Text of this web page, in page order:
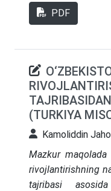
Mazkur
o‘quv fan
aniqlangan.
mantiqiy
bo‘lajak
salohiyatini
berilgan.
tavsiyalar
PDF
(TURKIYA
Kamoliddin
Mazkur maqolada
rivojlantirishning
tajribasi